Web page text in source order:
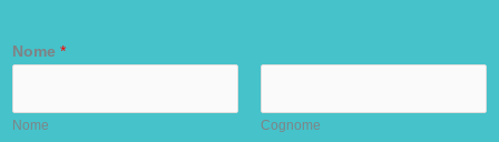
Nome *
Nome Cognome